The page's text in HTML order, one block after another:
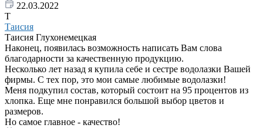
22.03.2022
Т
Таисия
Таисия Глухонемецкая
Наконец, появилась возможность написать Вам слова
благодарности за качественную продукцию.
Несколько лет назад я купила себе и сестре водолазки Вашей
фирмы. С тех пор, это мои самые любимые водолазки!
Меня подкупил состав, который состоит на 95 процентов из
хлопка. Еще мне понравился большой выбор цветов и
размеров.
Но самое главное - качество!